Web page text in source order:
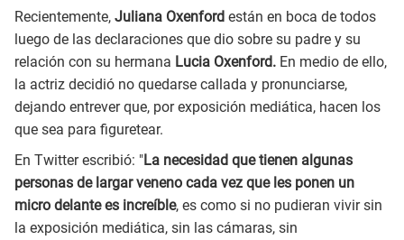
Recientemente, Juliana Oxenford están en boca de todos
luego de las declaraciones que dio sobre su padre y su
relación con su hermana Lucia Oxenford. En medio de ello,
la actriz decidió no quedarse callada y pronunciarse,
dejando entrever que, por exposición mediática, hacen los
que sea para figuretear.
En Twitter escribió: "La necesidad que tienen algunas
personas de largar veneno cada vez que les ponen un
micro delante es increíble, es como si no pudieran vivir sin
la exposición mediática, sin las cámaras, sin